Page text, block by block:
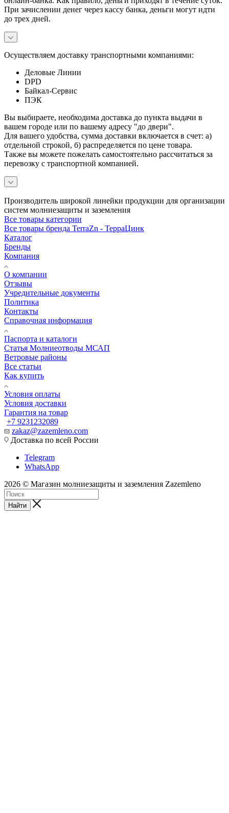
При зачислении денег через кассу банка, деньги могут идти
до трех дней.
Осуществляем доставку транспортными компаниями:
Деловые Линии
DPD
Байкал-Сервис
ПЭК
Вы выбираете, необходима доставка до пункта выдачи в
вашем городе или по вашему адресу "до двери".
Для вашего удобства, сумма доставки включается в счет: а)
отдельной строкой, б) распределяется по цене товара.
Также вы можете пожелать самостоятельно рассчитаться за
перевозку с транспортной компанией.
Производитель широкой линейки продукции для организации
систем молниезащиты и заземления
Все товары категории
Все товары бренда TerraZn - ТерраЦинк
Каталог
Бренды
Компания
О компании
Отзывы
Учредительные документы
Политика
Контакты
Справочная информация
Паспорта и каталоги
Статья Молниеотводы МСАП
Ветровые районы
Все статьи
Как купить
Условия оплаты
Условия доставки
Гарантия на товар
+7 9231232089
zakaz@zazemleno.com
Доставка по всей России
Telegram
WhatsApp
2026 © Магазин молниезащиты и заземления Zazemleno
Найти